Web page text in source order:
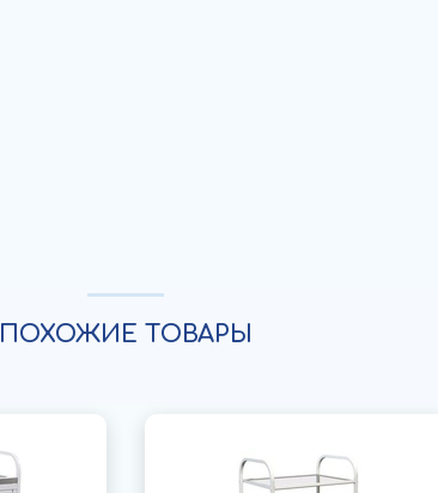
ПОХОЖИЕ ТОВАРЫ